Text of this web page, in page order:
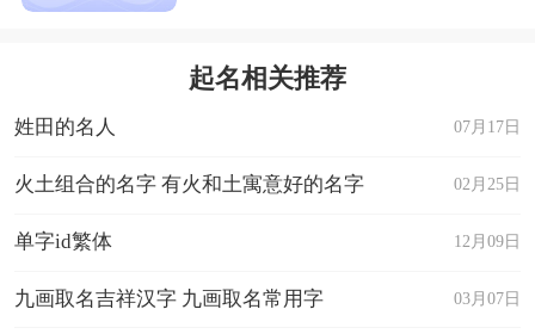
起名相关推荐
07月17日
姓田的名人
02月25日
火土组合的名字 有火和土寓意好的名字
12月09日
单字id繁体
03月07日
九画取名吉祥汉字 九画取名常用字